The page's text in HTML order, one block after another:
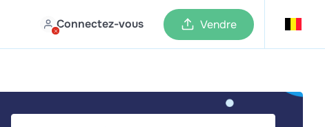
Connectez-vous Vendre